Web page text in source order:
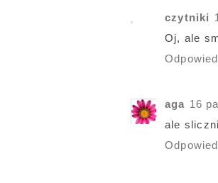
czytniki
Oj, ale
aga 16
ale